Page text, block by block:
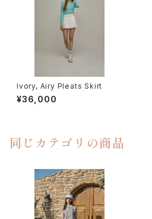
Ivory, Airy Pleats Skirt
¥36,000
同じカテゴリの商品